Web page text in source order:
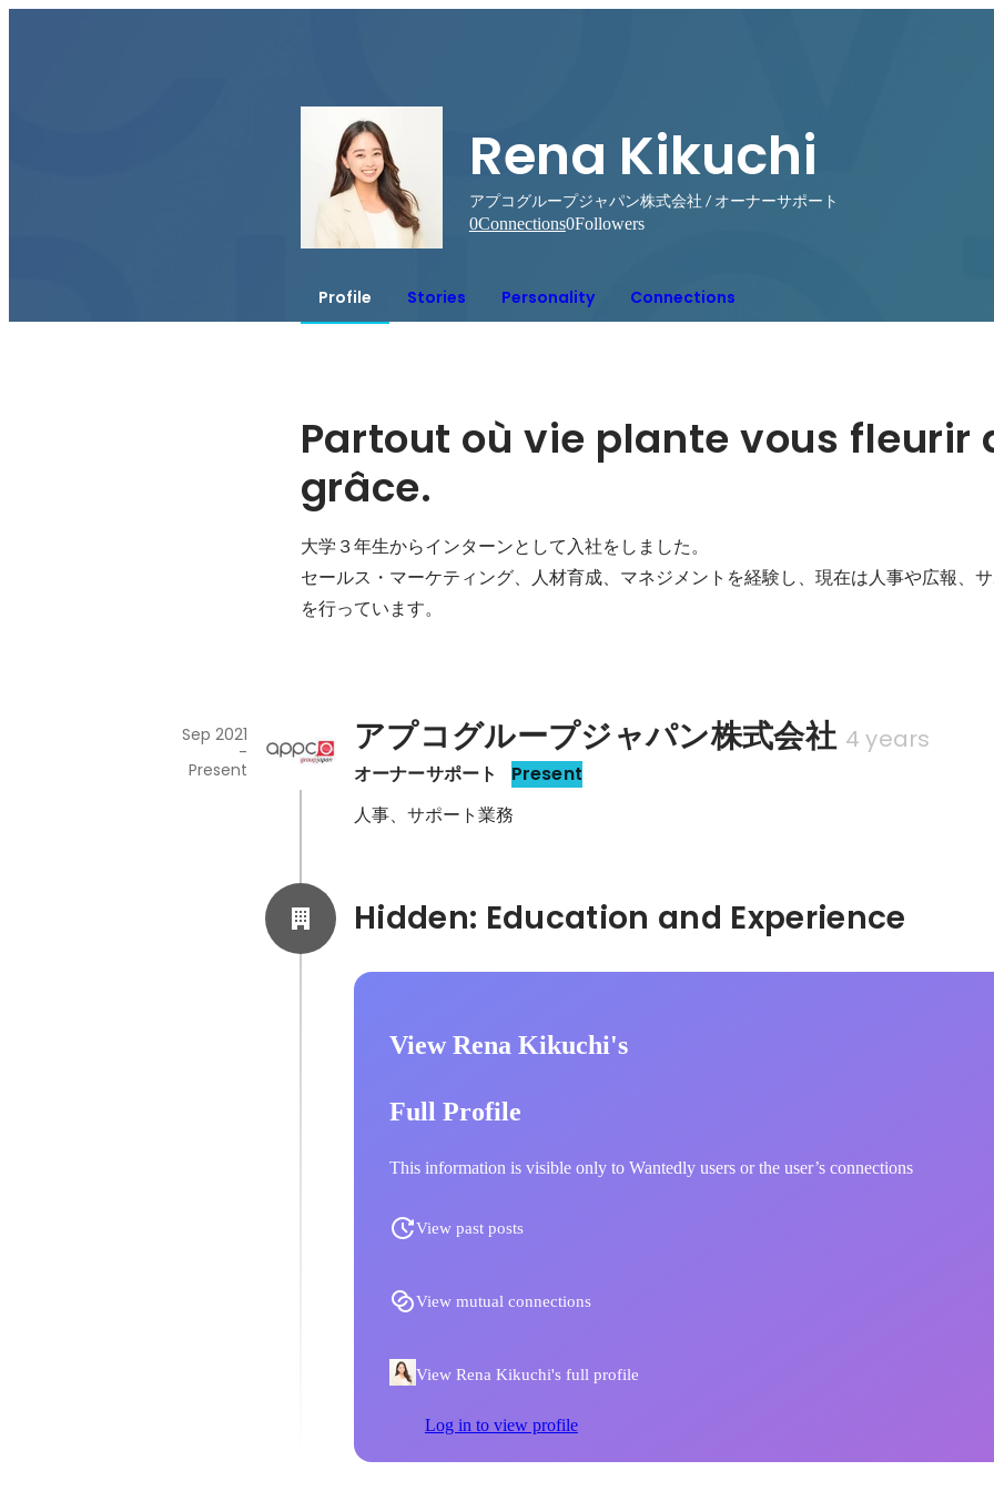
Rena Kikuchi
アプコグループジャパン株式会社 / オーナーサポート
0Connections0Followers
Profile Stories Personality Connections
Partout où vie plante vous fleurir
grâce.
大学３年生からインターンとして入社をしました。
セールス・マーケティング、人材育成、マネジメントを経験し、現在は人事や広報、
を行っています。
アプコグループジャパン株式会社 4 years
オーナーサポート Present
Sep 2021
-
Present
人事、サポート業務
View Rena Kikuchi's
Full Profile
This information is visible only to Wantedly users or the user’s connections
View past posts
View mutual connections
View Rena Kikuchi's full profile
Log in to view profile